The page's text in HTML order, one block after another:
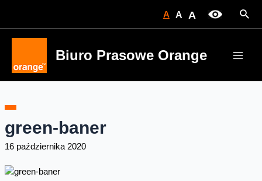
A A A
Biuro Prasowe Orange
green-baner
16 października 2020